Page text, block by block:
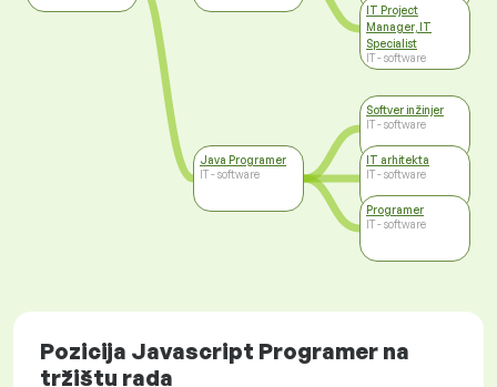
Java Programer
IT - software
IT Project
Manager, IT
Specialist
IT - software
Softver inžinjer
IT - software
IT arhitekta
IT - software
Programer
IT - software
Pozicija Javascript Programer na
tržištu rada